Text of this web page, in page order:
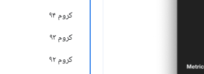
کروم ۹۴
کروم ۹۳
کروم ۹۲